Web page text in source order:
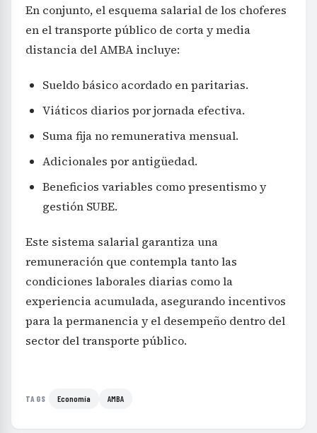
En conjunto, el esquema salarial de los choferes
en el transporte público de corta y media
distancia del AMBA incluye:
Sueldo básico acordado en paritarias.
Viáticos diarios por jornada efectiva.
Suma fija no remunerativa mensual.
Adicionales por antigüedad.
Beneficios variables como presentismo y
gestión SUBE.
Este sistema salarial garantiza una
remuneración que contempla tanto las
condiciones laborales diarias como la
experiencia acumulada, asegurando incentivos
para la permanencia y el desempeño dentro del
sector del transporte público.
TAGS Economía AMBA